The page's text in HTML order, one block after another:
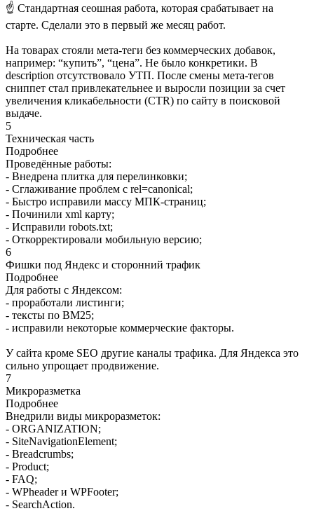
☝ Стандартная сеошная работа, которая срабатывает на
старте. Сделали это в первый же месяц работ.
На товарах стояли мета-теги без коммерческих добавок,
например: “купить”, “цена”. Не было конкретики. В
description отсутствовало УТП. После смены мета-тегов
сниппет стал привлекательнее и выросли позиции за счет
увеличения кликабельности (CTR) по сайту в поисковой
выдаче.
5
Техническая часть
Подробнее
Проведённые работы:
- Внедрена плитка для перелинковки;
- Сглаживание проблем с rel=canonical;
- Быстро исправили массу МПК-страниц;
- Починили xml карту;
- Исправили robots.txt;
- Откорректировали мобильную версию;
6
Фишки под Яндекс и сторонний трафик
Подробнее
Для работы с Яндексом:
- проработали листинги;
- тексты по BM25;
- исправили некоторые коммерческие факторы.
У сайта кроме SEO другие каналы трафика. Для Яндекса это
сильно упрощает продвижение.
7
Микроразметка
Подробнее
Внедрили виды микроразметок:
- ORGANIZATION;
- SiteNavigationElement;
- Breadcrumbs;
- Product;
- FAQ;
- WPheader и WPFooter;
- SearchAction.